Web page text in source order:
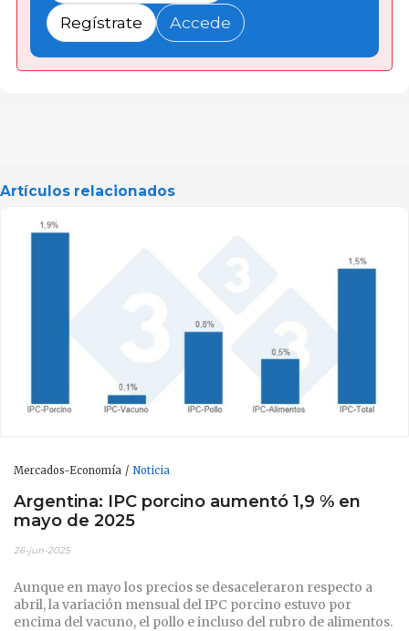
Regístrate Accede
Artículos relacionados
Mercados-Economía Noticia
Argentina: IPC porcino aumentó 1,9 % en
mayo de 2025
26-jun-2025
Aunque en mayo los precios se desaceleraron respecto a
abril, la variación mensual del IPC porcino estuvo por
encima del vacuno, el pollo e incluso del rubro de alimentos.